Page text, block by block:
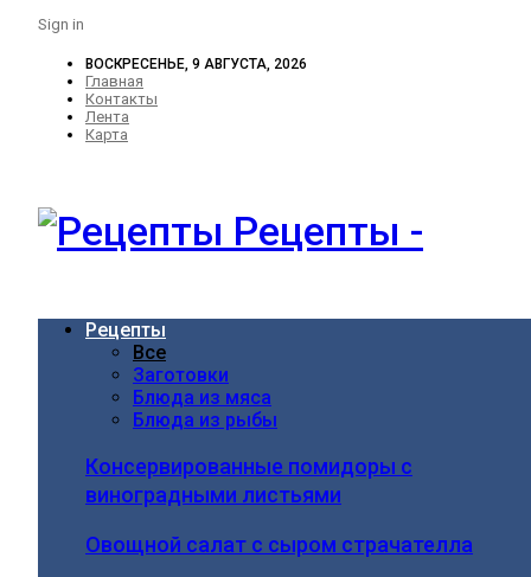
Sign in
ВОСКРЕСЕНЬЕ, 9 АВГУСТА, 2026
Главная
Контакты
Лента
Карта
Рецепты -
Рецепты
Все
Заготовки
Блюда из мяса
Блюда из рыбы
Консервированные помидоры с
виноградными листьями
Овощной салат с сыром страчателла